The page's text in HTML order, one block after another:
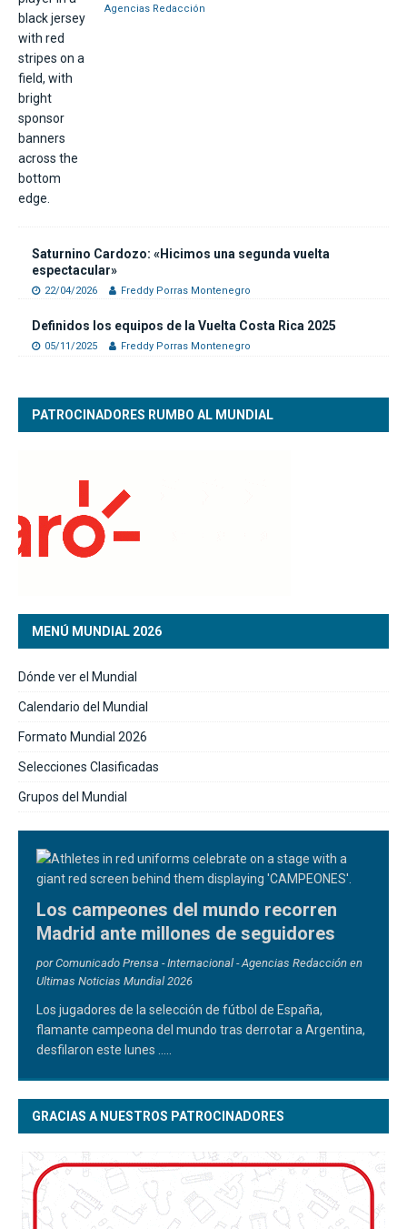
Agencias Redacción
Saturnino Cardozo: «Hicimos una segunda vuelta
espectacular»
22/04/2026 Freddy Porras Montenegro
Definidos los equipos de la Vuelta Costa Rica 2025
05/11/2025 Freddy Porras Montenegro
PATROCINADORES RUMBO AL MUNDIAL
MENÚ MUNDIAL 2026
Dónde ver el Mundial
Calendario del Mundial
Formato Mundial 2026
Selecciones Clasificadas
Grupos del Mundial
Los campeones del mundo recorren
Madrid ante millones de seguidores
por Comunicado Prensa - Internacional - Agencias Redacción en
Ultimas Noticias Mundial 2026
Los jugadores de la selección de fútbol de España,
flamante campeona del mundo tras derrotar a Argentina,
desfilaron este lunes
GRACIAS A NUESTROS PATROCINADORES